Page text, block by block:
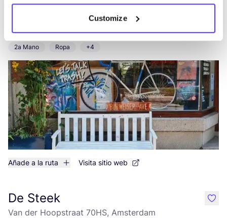
Customize
Kringloop West
Tweede Hugo de Grootstraat 70, Amsterdam
2a Mano Ropa +4
Añade a la ruta Visita sitio web
De Steek
Van der Hoopstraat 70HS, Amsterdam
like